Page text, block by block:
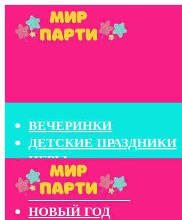
ВЕЧЕРИНКИ
ДЕТСКИЕ ПРАЗДНИКИ
ИГРЫ
КОНКУРСЫ
КОРПОРАТИВЫ
НОВЫЙ ГОД